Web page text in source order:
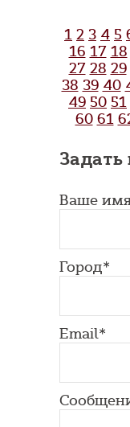
1 2 3 4 5
16 17 18
27 28 29
38 39 40
49 50 51
60 61
Задать
Ваше
Город*
Email*